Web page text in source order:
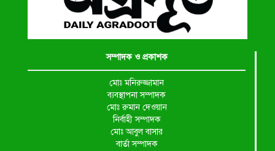
সম্পাদক ও প্রকাশক
মোঃ মনিরুজ্জামান
ব্যবস্থাপনা সম্পাদক
মোঃ রুমান দেওয়ান
নির্বাহী সম্পাদক
মোঃ আবুল বাসার
বার্তা সম্পাদক